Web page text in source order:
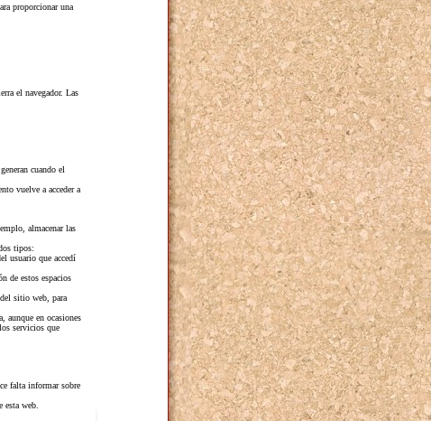
proporcionar una
el navegador. Las
cuando el
vuelve a acceder a
almacenar las
tipos:
usuario que accedí
de estos espacios
sitio web, para
aunque en ocasiones
servicios que
falta informar sobre
web.